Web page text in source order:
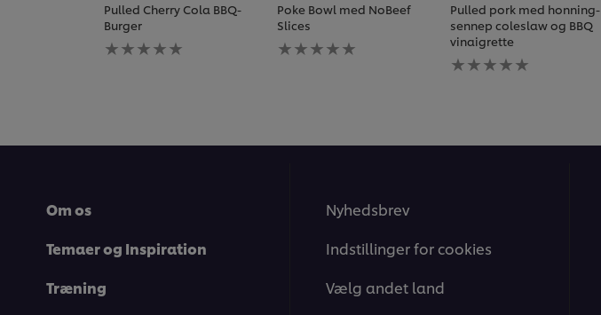
Pulled Cherry Cola BBQ-
Burger
Ingen
bedømmelser
Poke Bowl med NoBeef
Slices
Ingen
bedømmelser
Pulled pork med honning-
sennep coleslaw og BBQ
vinaigrette
Ingen
bedømmelser
Om os
Temaer og Inspiration
Træning
Nyhedsbrev
Indstillinger for cookies
Vælg andet land